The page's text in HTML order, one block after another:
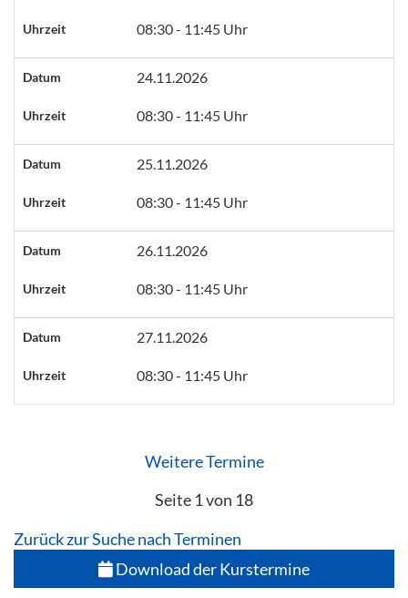
Uhrzeit 08:30 - 11:45 Uhr
Datum 24.11.2026
Uhrzeit 08:30 - 11:45 Uhr
Datum 25.11.2026
Uhrzeit 08:30 - 11:45 Uhr
Datum 26.11.2026
Uhrzeit 08:30 - 11:45 Uhr
Datum 27.11.2026
Uhrzeit 08:30 - 11:45 Uhr
Weitere Termine
Seite 1 von 18
Zurück zur Suche nach Terminen
Download der Kurstermine